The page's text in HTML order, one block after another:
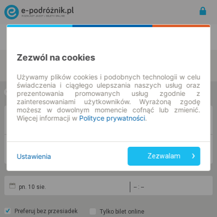
w jedną stronę w obie strony
Z
pn. 10 sie. -- : --
Preferuj bez przesiadek Tylko bilet online
Zezwól na cookies
Używamy plików cookies i podobnych technologii w celu
świadczenia i ciągłego ulepszania naszych usług oraz
prezentowania promowanych usług zgodnie z
zainteresowaniami użytkowników. Wyrażoną zgodę
możesz w dowolnym momencie cofnąć lub zmienić.
Więcej informacji w Polityce prywatności.
Ustawienia Zezwalam